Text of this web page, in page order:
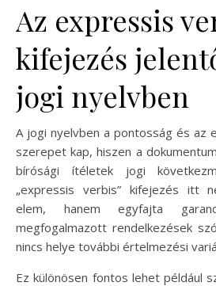
Az expressis
kifejezés
jogi nyelvben
A jogi nyelvben a pontosság és az
szerepet kap, hiszen a
bírósági ítéletek jogi
„expressis verbis” kifejezés itt
elem, hanem egyfajta
megfogalmazott rendelkezések
nincs helye további értelmezési
Ez különösen fontos lehet például